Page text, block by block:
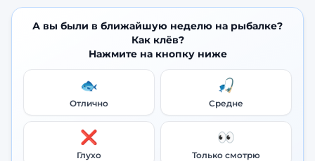
А вы были в ближайшую неделю на рыбалке?
Как клёв?
Нажмите на кнопку ниже
🐟
Отлично
🎣
Средне
❌
Глухо
👀
Только смотрю